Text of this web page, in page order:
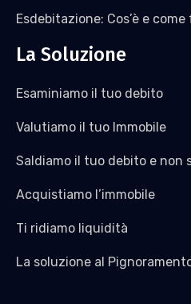
Esdebitazione: Cos’è e
La Soluzione
Esaminiamo il tuo debito
Valutiamo il tuo Immobile
Saldiamo il tuo debito e non
Acquistiamo l’immobile
Ti ridiamo liquidità
La soluzione al